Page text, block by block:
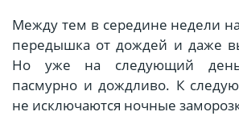
Между тем в середине недели
передышка от дождей и даже
Но уже на следующий
пасмурно и дождливо. К
не исключаются ночные